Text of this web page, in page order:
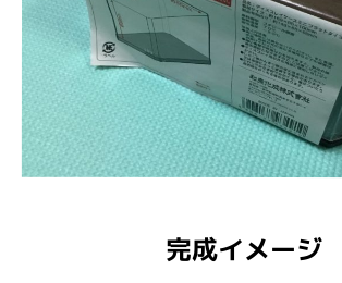
完成イメージ